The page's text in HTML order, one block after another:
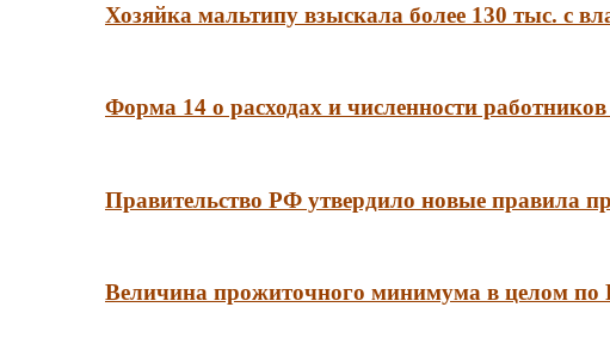
Хозяйка мальтипу взыскала более 130 тыс. с
Форма 14 о расходах и численности
Правительство РФ утвердило новые правила
Величина прожиточного минимума в целом по